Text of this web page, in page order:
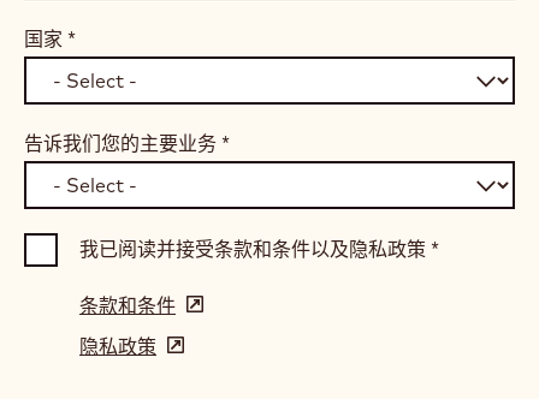
国家 *
告诉我们您的主要业务 *
我已阅读并接受条款和条件以及隐私政策 *
条款和条件 (opens
in
隐私政策 (opens